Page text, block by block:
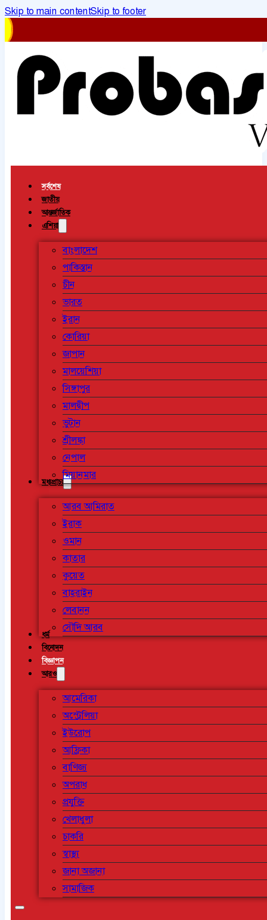
Skip to main contentSkip to footer
সর্বশেষ
জাতীয়
আন্তর্জাতিক
এশিয়া
বাংলাদেশ
পাকিস্তান
চীন
ভারত
ইরান
কোরিয়া
জাপান
মালয়েশিয়া
সিঙ্গাপুর
মালদ্বীপ
ভুটান
শ্রীলঙ্কা
নেপাল
মিয়ানমার
মধ্যপ্রাচ্য
আরব আমিরাত
ইরাক
ওমান
কাতার
কুয়েত
বাহরাইন
লেবানন
সৌদি আরব
ধর্ম
বিনোদন
বিজ্ঞাপন
আরও
আমেরিকা
অস্ট্রেলিয়া
ইউরোপ
আফ্রিকা
বাণিজ্য
অপরাধ
প্রযুক্তি
খেলাধুলা
চাকরি
স্বাস্থ্য
জানা অজানা
সামাজিক